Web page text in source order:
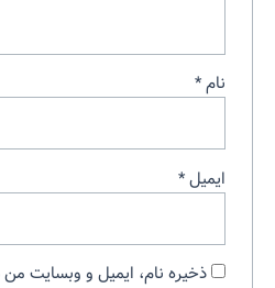
نام*
ایمیل*
ذخیره نام، ایمیل و وبسایت من